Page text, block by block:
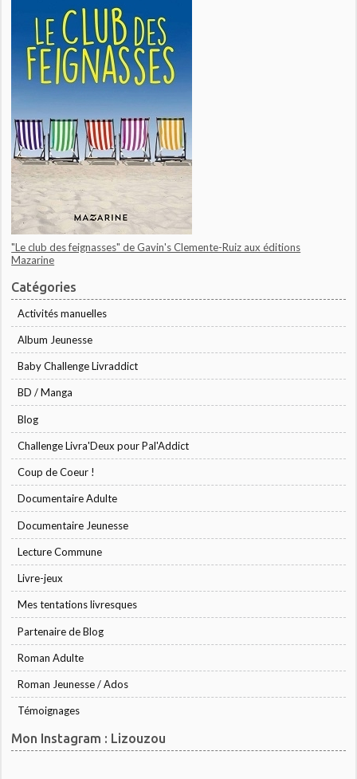
"Le club des feignasses" de Gavin's Clemente-Ruiz aux éditions
Mazarine
Catégories
Activités manuelles
Album Jeunesse
Baby Challenge Livraddict
BD / Manga
Blog
Challenge Livra'Deux pour Pal'Addict
Coup de Coeur !
Documentaire Adulte
Documentaire Jeunesse
Lecture Commune
Livre-jeux
Mes tentations livresques
Partenaire de Blog
Roman Adulte
Roman Jeunesse / Ados
Témoignages
Mon Instagram : Lizouzou